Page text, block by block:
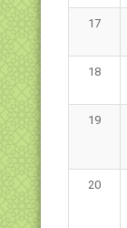
17
18
19
20